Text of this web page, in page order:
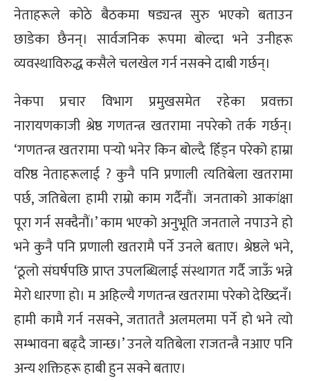
नेताहरूले कोठे बैठकमा षड्यन्त्र सुरु भएको बताउन
छाडेका छैनन्। सार्वजनिक रूपमा बोल्दा भने उनीहरू
व्यवस्थाविरुद्ध कसैले चलखेल गर्न नसक्ने दाबी गर्छन्।
नेकपा प्रचार विभाग प्रमुखसमेत रहेका प्रवक्ता
नारायणकाजी श्रेष्ठ गणतन्त्र खतरामा नपरेको तर्क गर्छन्।
‘गणतन्त्र खतरामा पर्‍यो भनेर किन बोल्दै हिँड्न परेको हाम्रा
वरिष्ठ नेताहरूलाई ? कुनै पनि प्रणाली त्यतिबेला खतरामा
पर्छ, जतिबेला हामी राम्रो काम गर्दैनौं। जनताको आकांक्षा
पूरा गर्न सक्दैनौं।’ काम भएको अनुभूति जनताले नपाउने हो
भने कुनै पनि प्रणाली खतरामै पर्ने उनले बताए। श्रेष्ठले भने,
‘ठूलो संघर्षपछि प्राप्त उपलब्धिलाई संस्थागत गर्दै जाऊँ भन्ने
मेरो धारणा हो। म अहिल्यै गणतन्त्र खतरामा परेको देख्दिनँ।
हामी कामै गर्न नसक्ने, जताततै अलमलमा पर्ने हो भने त्यो
सम्भावना बढ्दै जान्छ।’ उनले यतिबेला राजतन्त्रै नआए पनि
अन्य शक्तिहरू हाबी हुन सक्ने बताए।